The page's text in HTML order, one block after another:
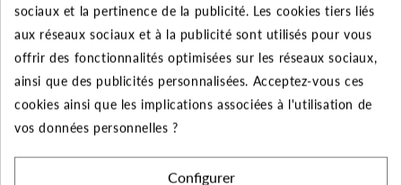
Buse fixe MPR - 8F
360° - RAIN BIRD
2.52 €
Ajouter au panier
sociaux et la pertinence de la publicité. Les cookies tiers liés
aux réseaux sociaux et à la publicité sont utilisés pour vous
offrir des fonctionnalités optimisées sur les réseaux sociaux,
ainsi que des publicités personnalisées. Acceptez-vous ces
cookies ainsi que les implications associées à l'utilisation de
vos données personnelles ?
Configurer